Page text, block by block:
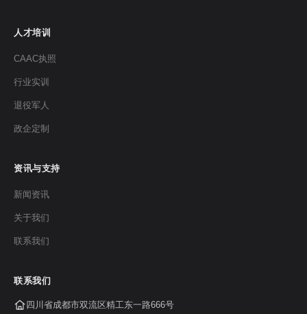
人才培训
CAAC执照
行业实训
退役军人
政企定制
资讯与支持
新闻资讯
关于我们
联系我们
联系我们
四川省成都市双流区精工东一路666号